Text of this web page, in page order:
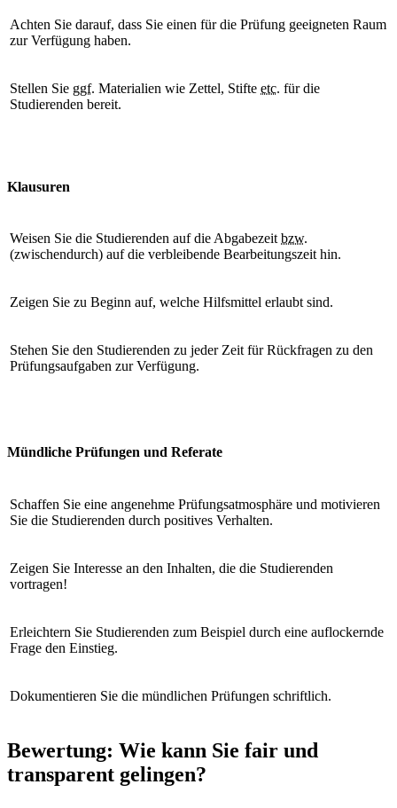
Achten Sie darauf, dass Sie einen für die Prüfung geeigneten Raum
zur Verfügung haben.
Stellen Sie ggf. Materialien wie Zettel, Stifte etc. für die
Studierenden bereit.
Klausuren
Weisen Sie die Studierenden auf die Abgabezeit bzw.
(zwischendurch) auf die verbleibende Bearbeitungszeit hin.
Zeigen Sie zu Beginn auf, welche Hilfsmittel erlaubt sind.
Stehen Sie den Studierenden zu jeder Zeit für Rückfragen zu den
Prüfungsaufgaben zur Verfügung.
Mündliche Prüfungen und Referate
Schaffen Sie eine angenehme Prüfungsatmosphäre und motivieren
Sie die Studierenden durch positives Verhalten.
Zeigen Sie Interesse an den Inhalten, die die Studierenden
vortragen!
Erleichtern Sie Studierenden zum Beispiel durch eine auflockernde
Frage den Einstieg.
Dokumentieren Sie die mündlichen Prüfungen schriftlich.
Bewertung: Wie kann Sie fair und
transparent gelingen?